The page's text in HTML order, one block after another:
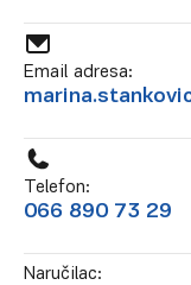
Email adresa:
Telefon:
066 890 73 29
Naručilac: